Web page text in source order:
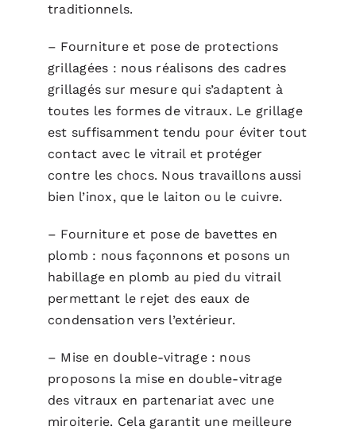
traditionnels.
– Fourniture et pose de protections
grillagées : nous réalisons des cadres
grillagés sur mesure qui s’adaptent à
toutes les formes de vitraux. Le grillage
est suffisamment tendu pour éviter tout
contact avec le vitrail et protéger
contre les chocs. Nous travaillons aussi
bien l’inox, que le laiton ou le cuivre.
– Fourniture et pose de bavettes en
plomb : nous façonnons et posons un
habillage en plomb au pied du vitrail
permettant le rejet des eaux de
condensation vers l’extérieur.
– Mise en double-vitrage : nous
proposons la mise en double-vitrage
des vitraux en partenariat avec une
miroiterie. Cela garantit une meilleure